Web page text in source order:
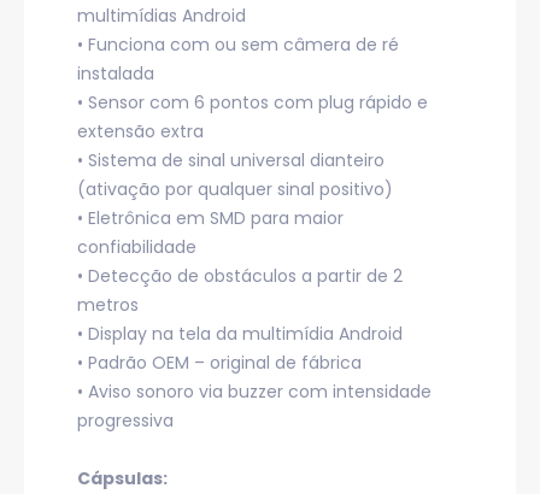
multimídias Android
• Funciona com ou sem câmera de ré
instalada
• Sensor com 6 pontos com plug rápido e
extensão extra
• Sistema de sinal universal dianteiro
(ativação por qualquer sinal positivo)
• Eletrônica em SMD para maior
confiabilidade
• Detecção de obstáculos a partir de 2
metros
• Display na tela da multimídia Android
• Padrão OEM – original de fábrica
• Aviso sonoro via buzzer com intensidade
progressiva
Cápsulas: